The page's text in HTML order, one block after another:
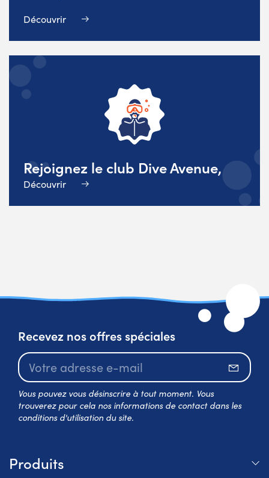
Découvrir
Rejoignez le club Dive Avenue,
Découvrir
Recevez nos offres spéciales
Vous pouvez vous désinscrire à tout moment. Vous
trouverez pour cela nos informations de contact dans les
conditions d'utilisation du site.
Produits